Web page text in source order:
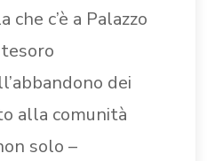
che c’è a Palazzo
dei
alla comunità
solo –